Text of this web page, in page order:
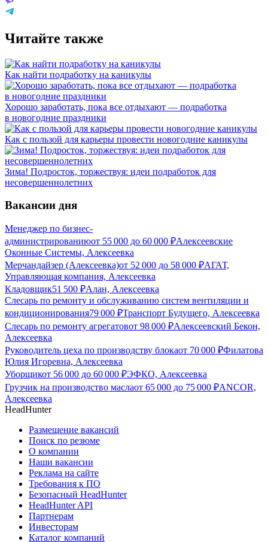
Читайте также
Как найти подработку на каникулы
Хорошо заработать, пока все отдыхают — подработка
в новогодние праздники
Как с пользой для карьеры провести новогодние каникулы
Зима! Подросток, торжествуя: идеи подработок для
несовершеннолетних
Вакансии дня
Менеджер по бизнес-
администрированиюот 55 000 до 60 000 ₽Алексеевские
Оконные Системы, Алексеевка
Мерчандайзер (Алексеевка)от 52 000 до 58 000 ₽АГАТ,
Управляющая компания, Алексеевка
Кладовщик51 500 ₽Алан, Алексеевка
Слесарь по ремонту и обслуживанию систем вентиляции и
кондиционирования79 000 ₽Транспорт Будущего, Алексеевка
Слесарь по ремонту агрегатовот 98 000 ₽Алексеевский Бекон,
Алексеевка
Руководитель цеха по производству блокаот 70 000 ₽Филатова
Юлия Игоревна, Алексеевка
Уборщикот 56 000 до 60 000 ₽ЭФКО, Алексеевка
Грузчик на производство маслаот 65 000 до 75 000 ₽ANCOR,
Алексеевка
HeadHunter
Размещение вакансий
Поиск по резюме
О компании
Наши вакансии
Реклама на сайте
Требования к ПО
Безопасный HeadHunter
HeadHunter API
Партнерам
Инвесторам
Каталог компаний